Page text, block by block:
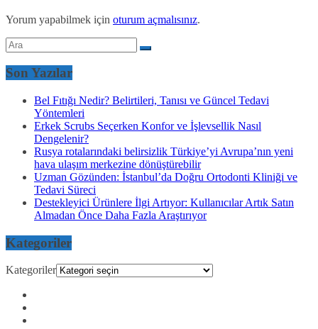
Yorum yapabilmek için oturum açmalısınız.
Son Yazılar
Bel Fıtığı Nedir? Belirtileri, Tanısı ve Güncel Tedavi
Yöntemleri
Erkek Scrubs Seçerken Konfor ve İşlevsellik Nasıl
Dengelenir?
Rusya rotalarındaki belirsizlik Türkiye’yi Avrupa’nın yeni
hava ulaşım merkezine dönüştürebilir
Uzman Gözünden: İstanbul’da Doğru Ortodonti Kliniği ve
Tedavi Süreci
Destekleyici Ürünlere İlgi Artıyor: Kullanıcılar Artık Satın
Almadan Önce Daha Fazla Araştırıyor
Kategoriler
Kategoriler